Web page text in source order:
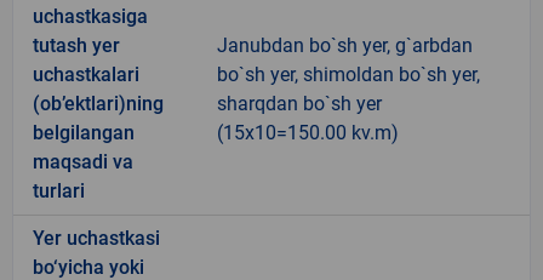
uchastkasiga
tutash yer
uchastkalari
(ob’ektlari)ning
belgilangan
maqsadi va
turlari
Janubdan bo`sh yer, g`arbdan
bo`sh yer, shimoldan bo`sh yer,
sharqdan bo`sh yer
(15x10=150.00 kv.m)
Yer uchastkasi
bo‘yicha yoki